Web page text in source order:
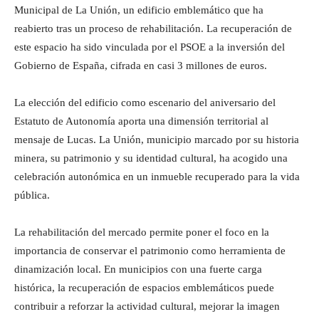
Municipal de La Unión, un edificio emblemático que ha
reabierto tras un proceso de rehabilitación. La recuperación de
este espacio ha sido vinculada por el PSOE a la inversión del
Gobierno de España, cifrada en casi 3 millones de euros.
La elección del edificio como escenario del aniversario del
Estatuto de Autonomía aporta una dimensión territorial al
mensaje de Lucas. La Unión, municipio marcado por su historia
minera, su patrimonio y su identidad cultural, ha acogido una
celebración autonómica en un inmueble recuperado para la vida
pública.
La rehabilitación del mercado permite poner el foco en la
importancia de conservar el patrimonio como herramienta de
dinamización local. En municipios con una fuerte carga
histórica, la recuperación de espacios emblemáticos puede
contribuir a reforzar la actividad cultural, mejorar la imagen